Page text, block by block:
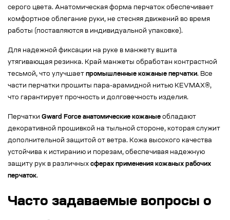
серого цвета. Анатомическая форма перчаток обеспечивает
комфортное облегание руки, не стесняя движений во время
работы (поставляются в индивидуальной упаковке).
Для надежной фиксации на руке в манжету вшита
утягивающая резинка. Край манжеты обработан контрастной
тесьмой, что улучшает промышленные кожаные перчатки. Все
части перчатки прошиты пара-арамидной нитью KEVMAX®,
что гарантирует прочность и долговечность изделия.
Перчатки Gward Force анатомические кожаные обладают
декоративной прошивкой на тыльной стороне, которая служит
дополнительной защитой от ветра. Кожа высокого качества
устойчива к истиранию и порезам, обеспечивая надежную
защиту рук в различных сферах применения кожаных рабочих
перчаток.
Часто задаваемые вопросы о